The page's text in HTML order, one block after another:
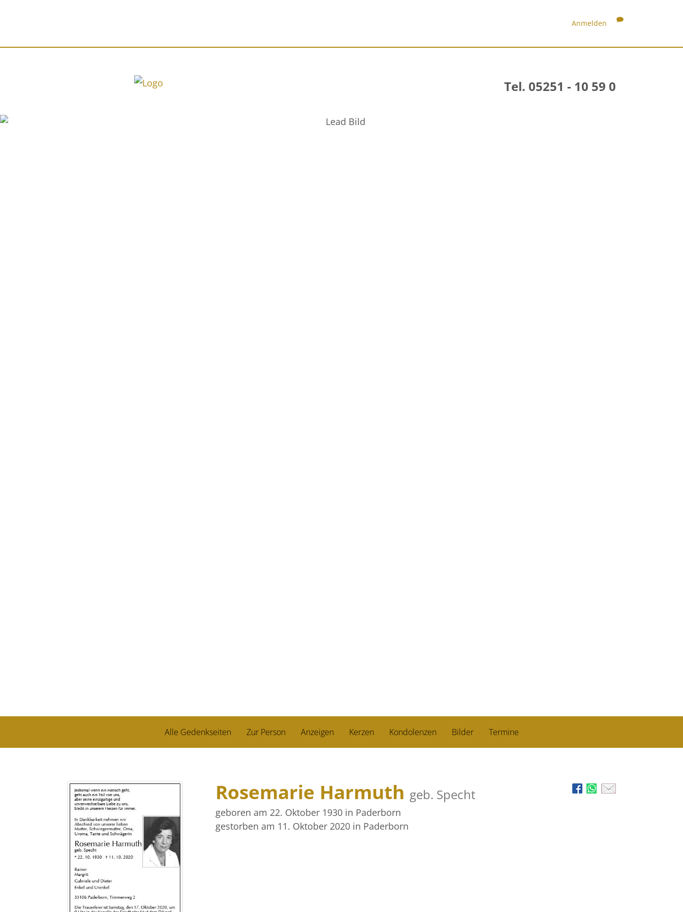
Anmelden
Tel. 05251 - 10 59 0
Alle Gedenkseiten Zur Person Anzeigen Kerzen Kondolenzen Bilder Termine
Rosemarie Harmuth geb. Specht
geboren am 22. Oktober 1930 in Paderborn
gestorben am 11. Oktober 2020 in Paderborn